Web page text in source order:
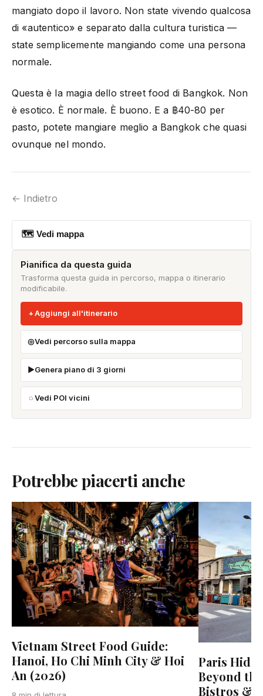
mangiato dopo il lavoro. Non state vivendo qualcosa
di «autentico» e separato dalla cultura turistica —
state semplicemente mangiando come una persona
normale.
Questa è la magia dello street food di Bangkok. Non
è esotico. È normale. È buono. E a ฿40-80 per
pasto, potete mangiare meglio a Bangkok che quasi
ovunque nel mondo.
← Indietro
🗺 Vedi mappa
Pianifica da questa guida
Trasforma questa guida in percorso, mappa o itinerario
modificabile.
Aggiungi all'itinerario
Vedi percorso sulla mappa
Genera piano di 3 giorni
Vedi POI vicini
Potrebbe piacerti anche
Vietnam Street Food Guide:
Hanoi, Ho Chi Minh City & Hoi
An (2026)
Paris
Beyond
Bistros &